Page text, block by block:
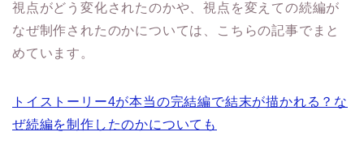
視点がどう変化されたのかや、視点を変えての続編が
なぜ制作されたのかについては、こちらの記事でまと
めています。
トイストーリー4が本当の完結編で結末が描かれる？な
ぜ続編を制作したのかについても